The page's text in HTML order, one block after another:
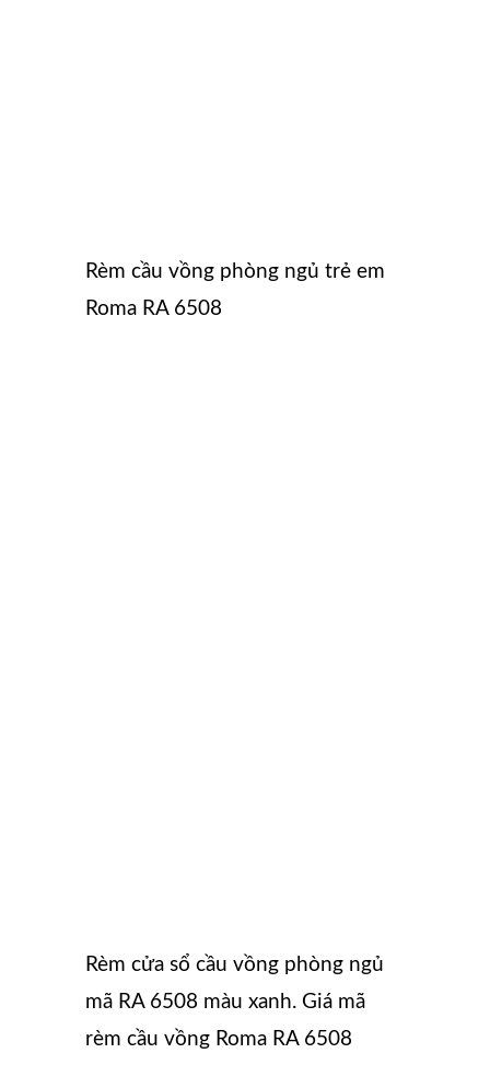
Rèm cầu vồng phòng ngủ trẻ em
Roma RA 6508
Rèm cửa sổ cầu vồng phòng ngủ
mã RA 6508 màu xanh. Giá mã
rèm cầu vồng Roma RA 6508